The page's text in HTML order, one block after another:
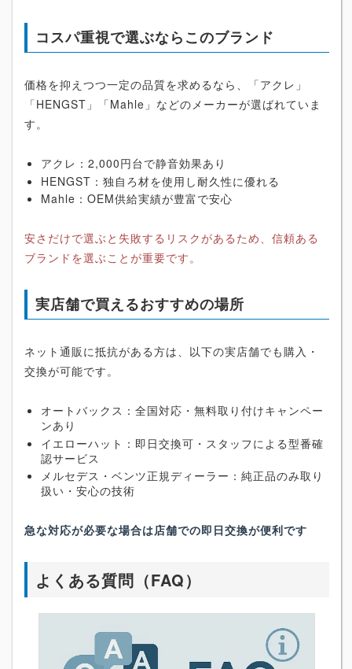
コスパ重視で選ぶならこのブランド
価格を抑えつつ一定の品質を求めるなら、「アクレ」
「HENGST」「Mahle」などのメーカーが選ばれていま
す。
アクレ：2,000円台で静音効果あり
HENGST：独自ろ材を使用し耐久性に優れる
Mahle：OEM供給実績が豊富で安心
安さだけで選ぶと失敗するリスクがあるため、信頼ある
ブランドを選ぶことが重要です。
実店舗で買えるおすすめの場所
ネット通販に抵抗がある方は、以下の実店舗でも購入・
交換が可能です。
オートバックス：全国対応・無料取り付けキャンペー
ンあり
イエローハット：即日交換可・スタッフによる型番確
認サービス
メルセデス・ベンツ正規ディーラー：純正品のみ取り
扱い・安心の技術
急な対応が必要な場合は店舗での即日交換が便利です
よくある質問（FAQ）